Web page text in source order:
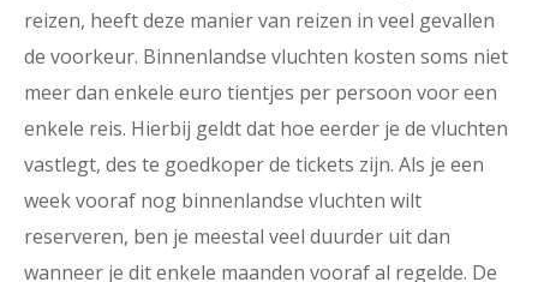
reizen, heeft deze manier van reizen in veel gevallen
de voorkeur. Binnenlandse vluchten kosten soms niet
meer dan enkele euro tientjes per persoon voor een
enkele reis. Hierbij geldt dat hoe eerder je de vluchten
vastlegt, des te goedkoper de tickets zijn. Als je een
week vooraf nog binnenlandse vluchten wilt
reserveren, ben je meestal veel duurder uit dan
wanneer je dit enkele maanden vooraf al regelde. De